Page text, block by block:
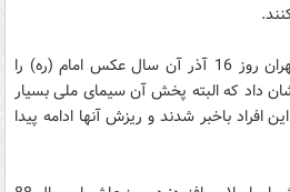
رسایی ادامه داد: در دانشگاه تهران روز 16 آذر آن سال عکس امام (ره) را
داد که البته پخش آن سیمای ملی بسیار
افراد باخبر شدند و ریزش آنها ادامه پیدا